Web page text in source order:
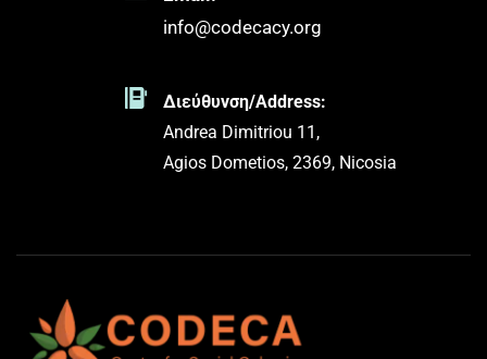
info@codecacy.org
Διεύθυνση/Address:
Andrea Dimitriou 11,
Agios Dometios, 2369, Nicosia